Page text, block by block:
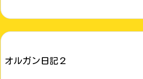
オルガン日記２